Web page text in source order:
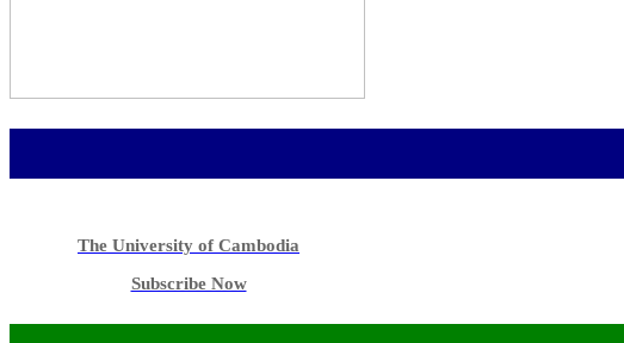
The University of Cambodia
Subscribe Now